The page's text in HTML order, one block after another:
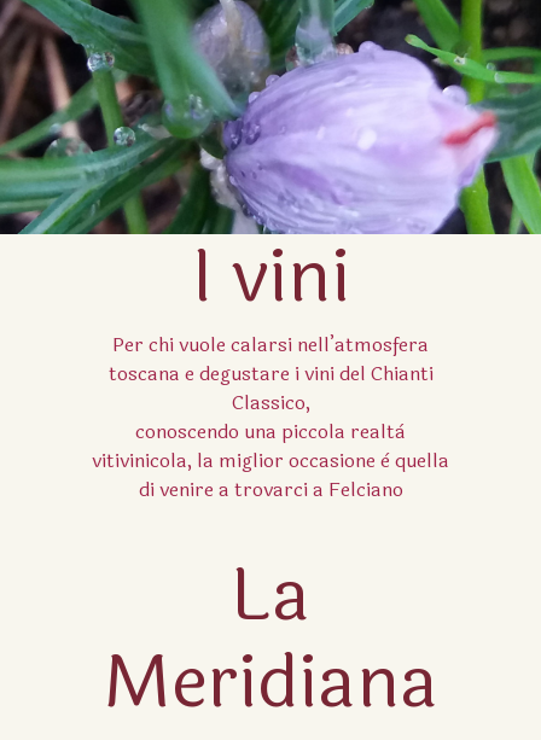
I vini
Per chi vuole calarsi nell’atmosfera
toscana e degustare i vini del Chianti
Classico,
conoscendo una piccola realtà
vitivinicola, la miglior occasione è quella
di venire a trovarci a Felciano
La
Meridiana